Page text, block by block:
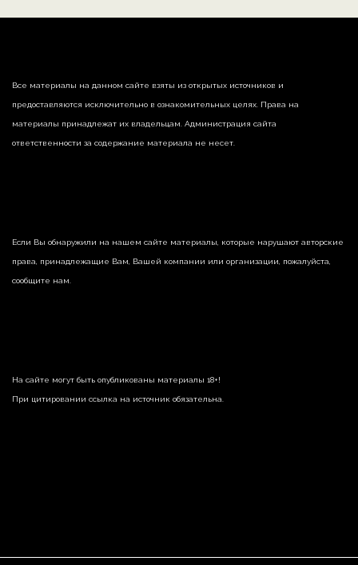
Все материалы на данном сайте взяты из открытых источников и
предоставляются исключительно в ознакомительных целях. Права на
материалы принадлежат их владельцам. Администрация сайта
ответственности за содержание материала не несет.
Если Вы обнаружили на нашем сайте материалы, которые нарушают авторские
права, принадлежащие Вам, Вашей компании или организации, пожалуйста,
сообщите нам.
На сайте могут быть опубликованы материалы 18+!
При цитировании ссылка на источник обязательна.